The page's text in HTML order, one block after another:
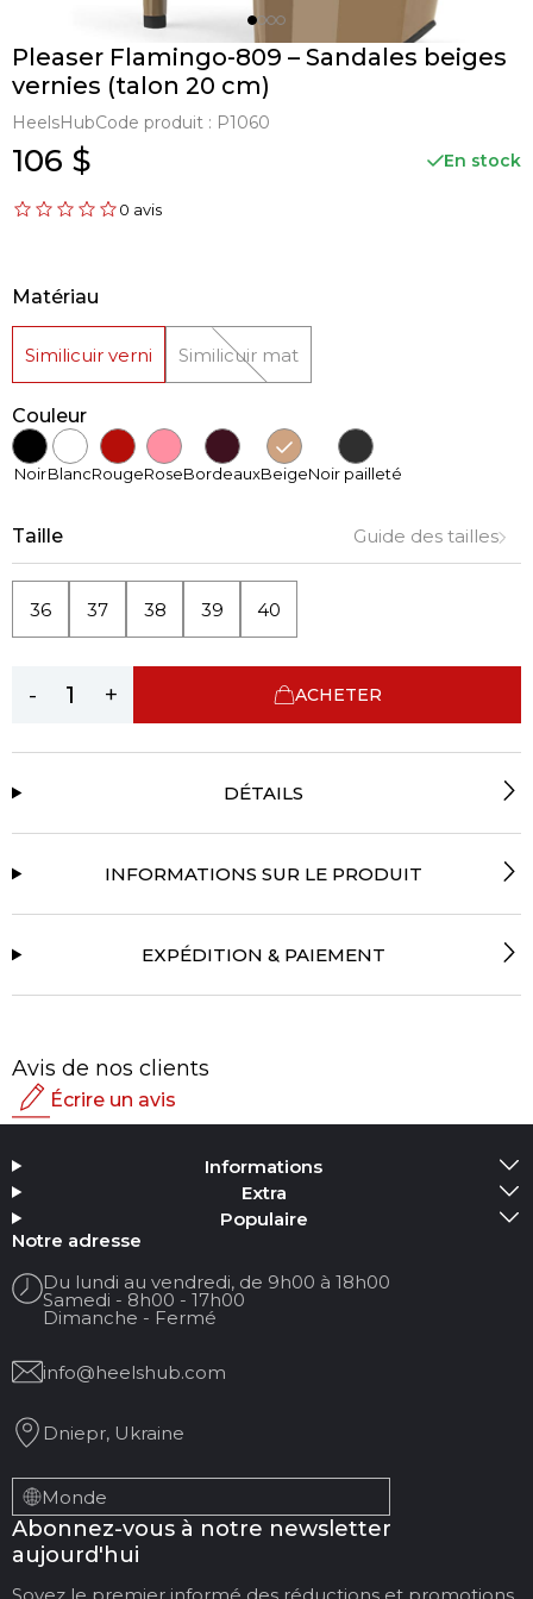
Pleaser Flamingo-809 – Sandales beiges
vernies (talon 20 cm)
HeelsHubCode produit : P1060
106 $ En stock
0 avis
Matériau
Similicuir verni Similicuir mat
Couleur
NoirBlancRougeRoseBordeauxBeigeNoir pailleté
Taille Guide des tailles
36 37 38 39 40
- + ACHETER
DÉTAILS
INFORMATIONS SUR LE PRODUIT
EXPÉDITION & PAIEMENT
Avis de nos clients
Écrire un avis
Ajouter un média
Votre nom :
Votre email
Titre de la revue
Votre avis :
Informations
Extra
Populaire
Notre adresse
Du lundi au vendredi, de 9h00 à 18h00
Samedi - 8h00 - 17h00
Dimanche - Fermé
info@heelshub.com
Dniepr, Ukraine
Monde
Abonnez-vous à notre newsletter
aujourd'hui